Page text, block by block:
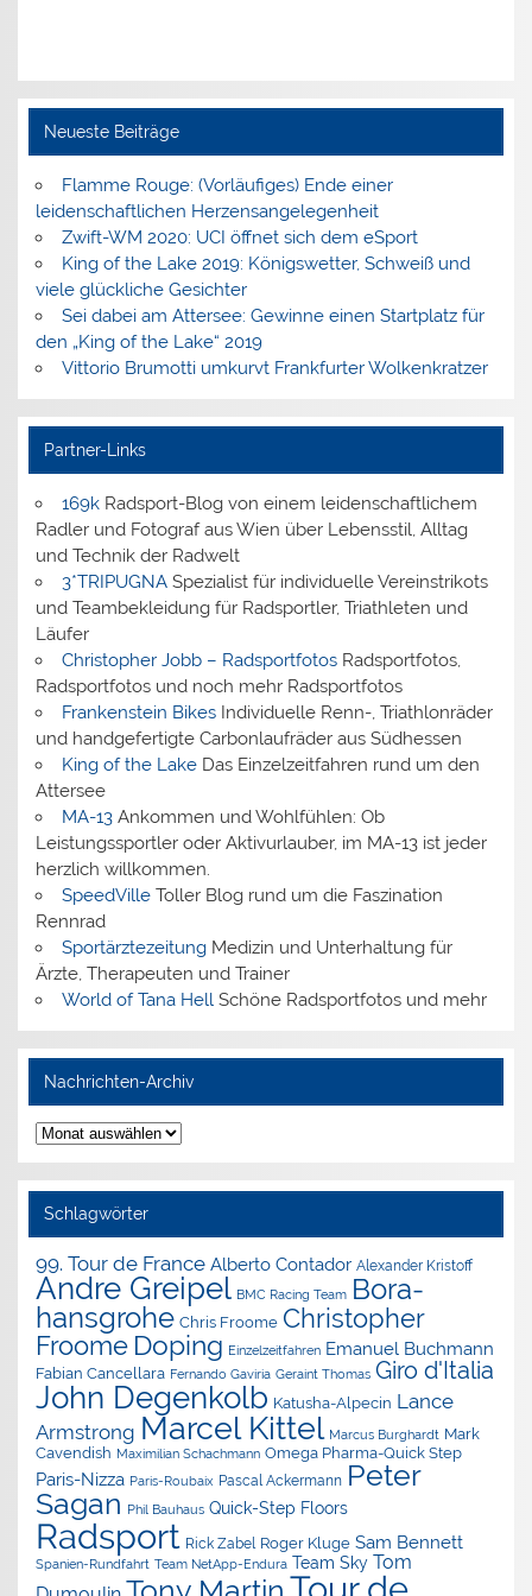
Neueste Beiträge
Flamme Rouge: (Vorläufiges) Ende einer
leidenschaftlichen Herzensangelegenheit
Zwift-WM 2020: UCI öffnet sich dem eSport
King of the Lake 2019: Königswetter, Schweiß und
viele glückliche Gesichter
Sei dabei am Attersee: Gewinne einen Startplatz für
den „King of the Lake“ 2019
Vittorio Brumotti umkurvt Frankfurter Wolkenkratzer
Partner-Links
169kRadsport-Blog von einem leidenschaftlichem
Radler und Fotograf aus Wien über Lebensstil, Alltag
und Technik der Radwelt
3*TRIPUGNASpezialist für individuelle Vereinstrikots
und Teambekleidung für Radsportler, Triathleten und
Läufer
Christopher Jobb – RadsportfotosRadsportfotos,
Radsportfotos und noch mehr Radsportfotos
Frankenstein BikesIndividuelle Renn-, Triathlonräder
und handgefertigte Carbonlaufräder aus Südhessen
King of the LakeDas Einzelzeitfahren rund um den
Attersee
MA-13Ankommen und Wohlfühlen: Ob
Leistungssportler oder Aktivurlauber, im MA-13 ist jeder
herzlich willkommen.
SpeedVilleToller Blog rund um die Faszination
Rennrad
SportärztezeitungMedizin und Unterhaltung für
Ärzte, Therapeuten und Trainer
World of Tana HellSchöne Radsportfotos und mehr
Nachrichten-Archiv
Nachrichten-
Archiv
Schlagwörter
99. Tour de France Alberto Contador Alexander Kristoff
Andre Greipel BMC Racing Team Bora-
hansgrohe Chris Froome Christopher
Froome Doping Einzelzeitfahren Emanuel Buchmann
Fabian Cancellara Fernando Gaviria Geraint Thomas Giro d'Italia
John Degenkolb Katusha-Alpecin Lance
Armstrong Marcel Kittel Marcus Burghardt Mark
Cavendish Maximilian Schachmann Omega Pharma-Quick Step
Paris-Nizza Paris-Roubaix Pascal Ackermann Peter
Sagan Phil Bauhaus Quick-Step Floors
Radsport Rick Zabel Roger Kluge Sam Bennett
Spanien-Rundfahrt Team NetApp-Endura Team Sky Tom